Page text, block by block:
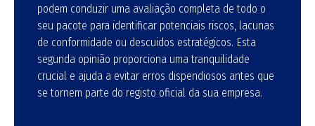
podem conduzir uma avaliação completa de todo o
seu pacote para identificar potenciais riscos, lacunas
de conformidade ou descuidos estratégicos. Esta
segunda opinião proporciona uma tranquilidade
crucial e ajuda a evitar erros dispendiosos antes que
se tornem parte do registo oficial da sua empresa.